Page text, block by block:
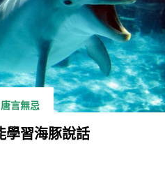
唐言無忌
學習海豚說話